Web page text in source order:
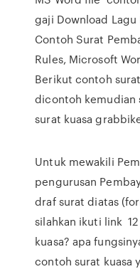
gaji Download
Contoh Surat
Rules, Microsoft
Berikut contoh
dicontoh kemudian
surat kuasa
Untuk mewakili
pengurusan
draf surat diatas
silahkan ikuti link
kuasa? apa
contoh surat kuasa